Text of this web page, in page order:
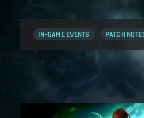
IN-GAME EVENTS PATCH